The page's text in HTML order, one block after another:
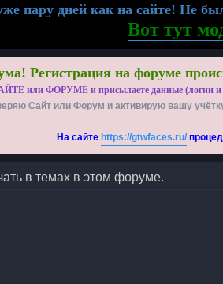
пару дней как на сайте! Не
Вот тут
Регистрация на форуме
или ФОРУМЕ и присылаете данные (логин и
Сайт или Форум и активирую вашу
На сайте https://gtwfaces.ru/
в темах в этом форуме.